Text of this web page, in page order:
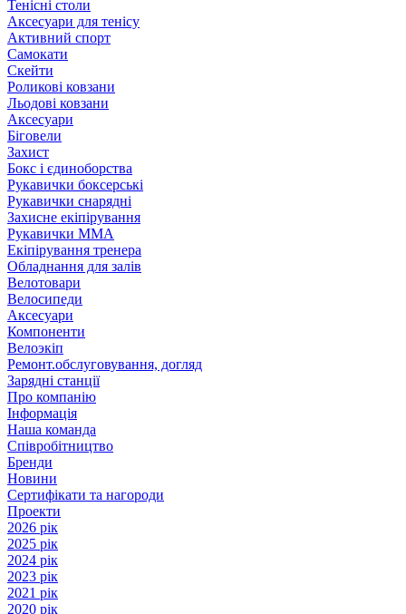
Тенісні столи
Аксесуари для тенісу
Активний спорт
Самокати
Скейти
Роликові ковзани
Льодові ковзани
Аксесуари
Біговели
Захист
Бокс і єдиноборства
Рукавички боксерські
Рукавички снарядні
Захисне екіпірування
Рукавички ММА
Екіпірування тренера
Обладнання для залів
Велотовари
Велосипеди
Аксесуари
Компоненти
Велоэкіп
Ремонт.обслуговування, догляд
Зарядні станції
Про компанію
Інформація
Наша команда
Співробітництво
Бренди
Новини
Сертифікати та нагороди
Проекти
2026 рік
2025 рік
2024 рік
2023 рік
2021 рік
2020 рік